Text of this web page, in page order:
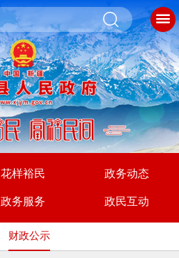
花样裕民 政务动态
政务服务 政民互动
财政公示